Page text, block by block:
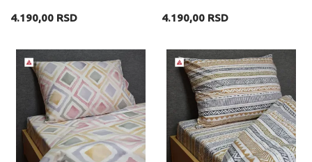
4.190,00 RSD 4.190,00 RSD